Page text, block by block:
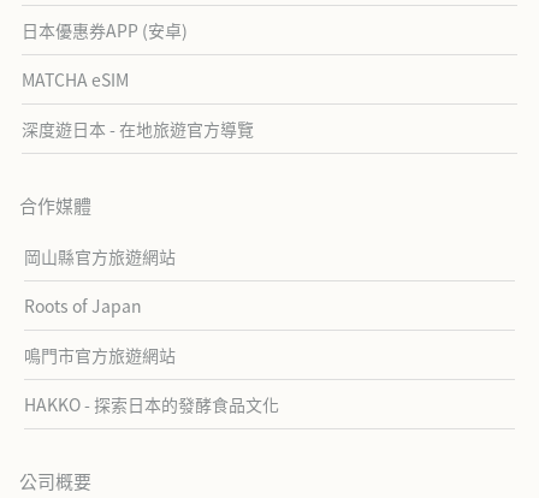
日本優惠券APP (安卓)
MATCHA eSIM
深度遊日本 - 在地旅遊官方導覽
合作媒體
岡山縣官方旅遊網站
Roots of Japan
鳴門市官方旅遊網站
HAKKO - 探索日本的發酵食品文化
公司概要